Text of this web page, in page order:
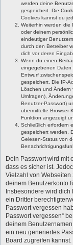
werden deine
gespeichert. Die
Cookies kannst du
Weiterhin werden die
oder deinem
eindeutiger
durch den Betreiber
dich vor deren
Wenn du einen
eingegebenen Daten
Entwurf
gespeichert. Die IP-
Löschen und Ändern
Umfragen),
Benutzer-Passwort)
übermittelte Browser-
Funktion angezeigt
Schließlich erfordern
gespeichert werden.
Gelesen-Status von
Dein Passwort wird mit
dass es sicher ist.
Vielzahl von Webseiten
deinem Benutzerkonto
Insbesondere wird
ein Dritter
Passwort vergessen
Passwort vergessen“
deinem
ein neu generiertes
Board zugreifen kannst.